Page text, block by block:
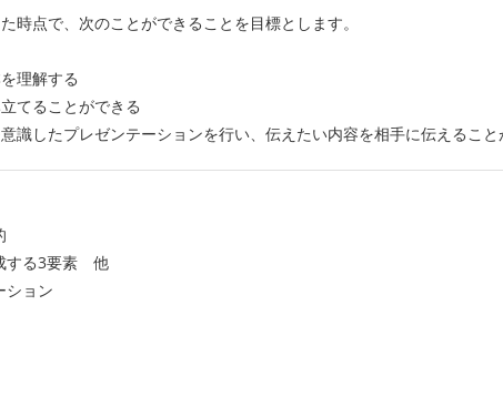
時点で、次のことができることを目標とします。
理解する
てることができる
識したプレゼンテーションを行い、伝えたい内容を相手に伝えるこ
する3要素 他
ョン